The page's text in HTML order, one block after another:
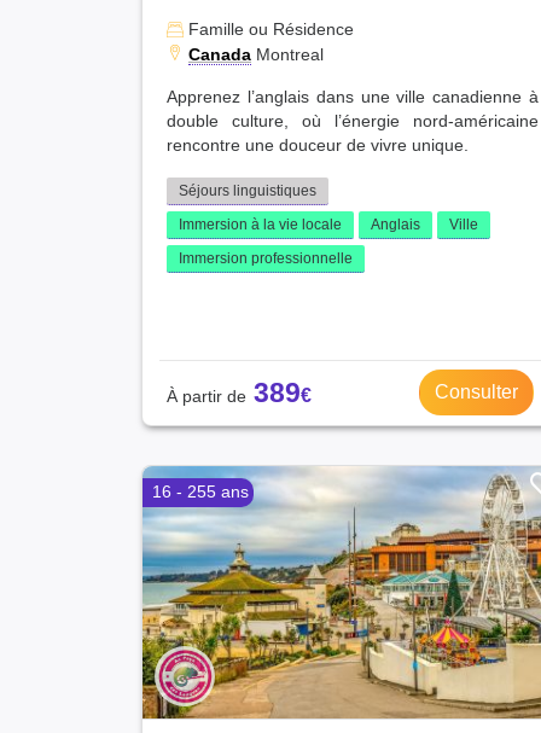
Famille ou Résidence
Canada Montreal
Apprenez l’anglais dans une ville canadienne à
double culture, où l’énergie nord-américaine
rencontre une douceur de vivre unique.
Séjours linguistiques
Immersion à la vie locale
Anglais
Ville
Immersion professionnelle
389 Consulter
16 - 255 ans